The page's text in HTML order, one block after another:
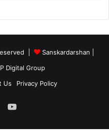
| Sanskardarshan
Digital Group
Us Privacy Policy
YouTube